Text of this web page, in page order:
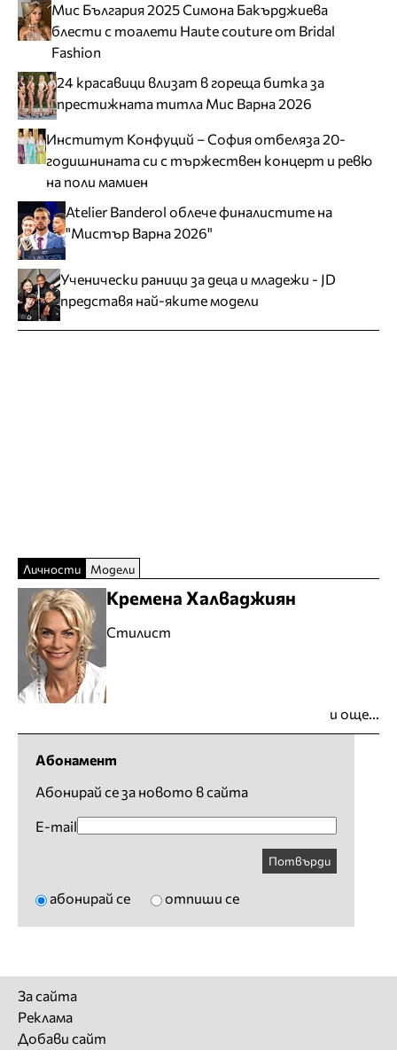
Мис България 2025 Симона Бакърджиева
блести с тоалети Haute couture от Bridal
Fashion
24 красавици влизат в гореща битка за
престижната титла Мис Варна 2026
Институт Конфуций – София отбеляза 20-
годишнината си с тържествен концерт и ревю
на поли мамиен
Atelier Banderol облече финалистите на
"Мистър Варна 2026"
Ученически раници за деца и младежи - JD
представя най-яките модели
Личности Модели
Кремена Халваджиян
Стилист
и още...
Абонамент
Абонирай се за новото в сайта
E-mail
Потвърди
абонирай се отпиши се
За сайта
Реклама
Добави сайт